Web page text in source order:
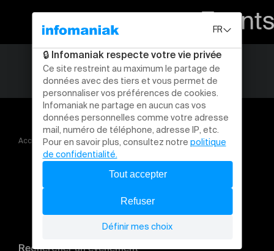
Accueil CHATBARET